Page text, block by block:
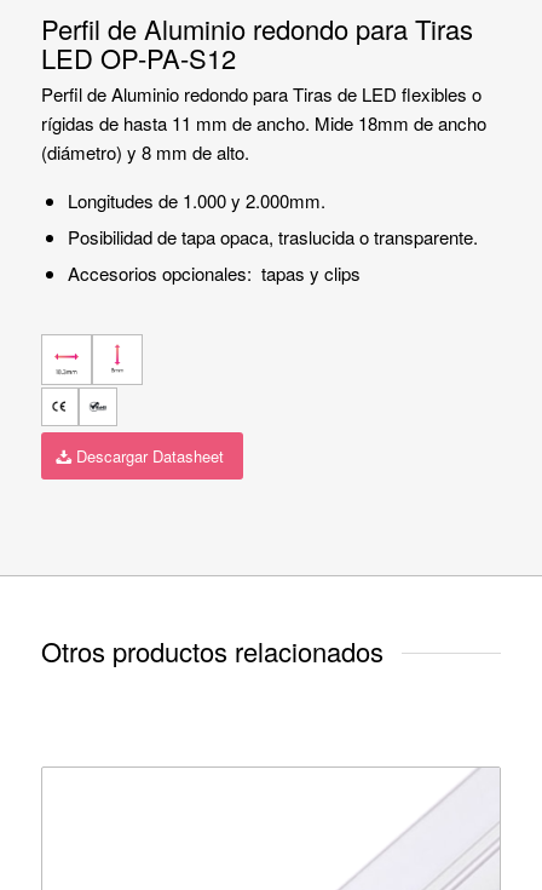
Perfil de Aluminio redondo para Tiras
LED OP-PA-S12
Perfil de Aluminio redondo para Tiras de LED flexibles o
rígidas de hasta 11 mm de ancho. Mide 18mm de ancho
(diámetro) y 8 mm de alto.
Longitudes de 1.000 y 2.000mm.
Posibilidad de tapa opaca, traslucida o transparente.
Accesorios opcionales: tapas y clips
Descargar Datasheet
Otros productos relacionados